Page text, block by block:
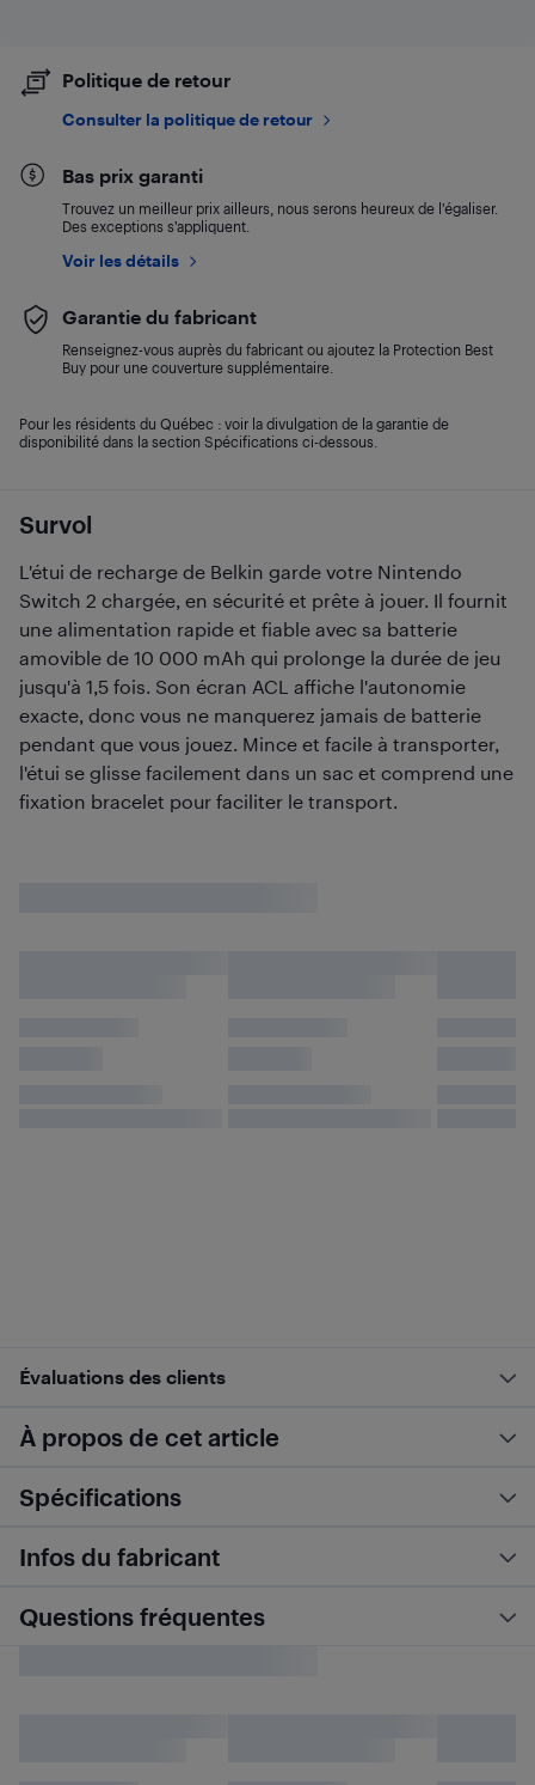
Survol
L'étui de recharge de Belkin garde votre Nintendo
Switch 2 chargée, en sécurité et prête à jouer. Il fournit
une alimentation rapide et fiable avec sa batterie
amovible de 10 000 mAh qui prolonge la durée de jeu
jusqu'à 1,5 fois. Son écran ACL affiche l'autonomie
exacte, donc vous ne manquerez jamais de batterie
pendant que vous jouez. Mince et facile à transporter,
l'étui se glisse facilement dans un sac et comprend une
fixation bracelet pour faciliter le transport.
Politique de retour
Consulter la politique de retour
Bas prix garanti
Trouvez un meilleur prix ailleurs, nous serons heureux de l’égaliser.
Des exceptions s’appliquent.
Voir les détails
Garantie du fabricant
Renseignez-vous auprès du fabricant ou ajoutez la Protection Best
Buy pour une couverture supplémentaire.
Pour les résidents du Québec : voir la divulgation de la garantie de
disponibilité dans la section Spécifications ci-dessous.
Évaluations des clients
À propos de cet article
Spécifications
Infos du fabricant
Questions fréquentes